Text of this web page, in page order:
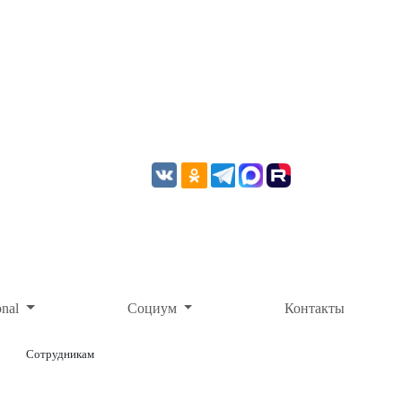
Социум Контакты
Сотрудникам